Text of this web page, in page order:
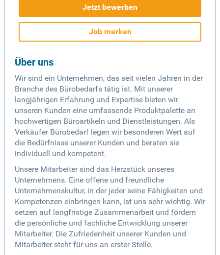
Jetzt bewerben
Job merken
Über uns
Wir sind ein Unternehmen, das seit vielen Jahren in der
Branche des Bürobedarfs tätig ist. Mit unserer
langjährigen Erfahrung und Expertise bieten wir
unseren Kunden eine umfassende Produktpalette an
hochwertigen Büroartikeln und Dienstleistungen. Als
Verkäufer Bürobedarf legen wir besonderen Wert auf
die Bedürfnisse unserer Kunden und beraten sie
individuell und kompetent.
Unsere Mitarbeiter sind das Herzstück unseres
Unternehmens. Eine offene und freundliche
Unternehmenskultur, in der jeder seine Fähigkeiten und
Kompetenzen einbringen kann, ist uns sehr wichtig. Wir
setzen auf langfristige Zusammenarbeit und fördern
die persönliche und fachliche Entwicklung unserer
Mitarbeiter. Die Zufriedenheit unserer Kunden und
Mitarbeiter steht für uns an erster Stelle.